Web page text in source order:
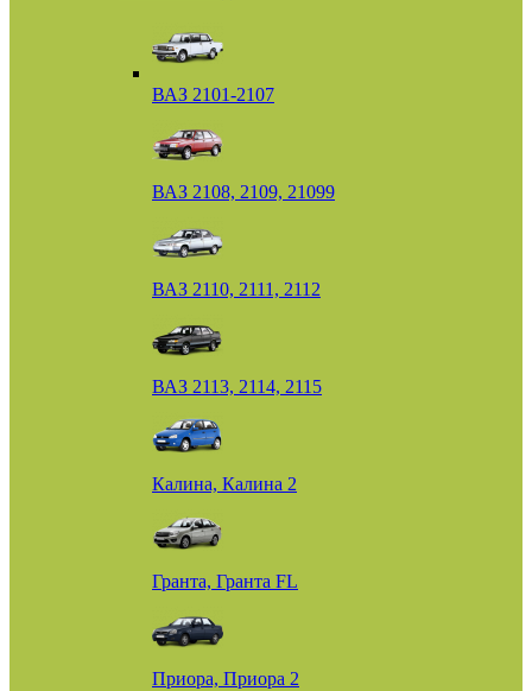
ВАЗ 2101-2107
ВАЗ 2108, 2109, 21099
ВАЗ 2110, 2111, 2112
ВАЗ 2113, 2114, 2115
Калина, Калина 2
Гранта, Гранта FL
Приора, Приора 2